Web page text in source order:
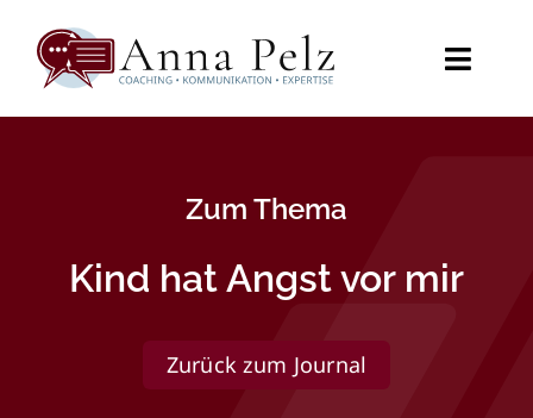
Inhalt
springen
Toggle
Videos
Zum Thema
Kind hat Angst vor mir
Zurück zum Journal